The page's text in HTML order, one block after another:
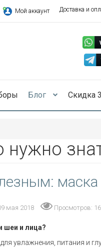
Мой аккаунт Доставка и
Блог Скидка
нужно
мая 2018 Просмотров:
шеи и лица?
увлажнения, питания и